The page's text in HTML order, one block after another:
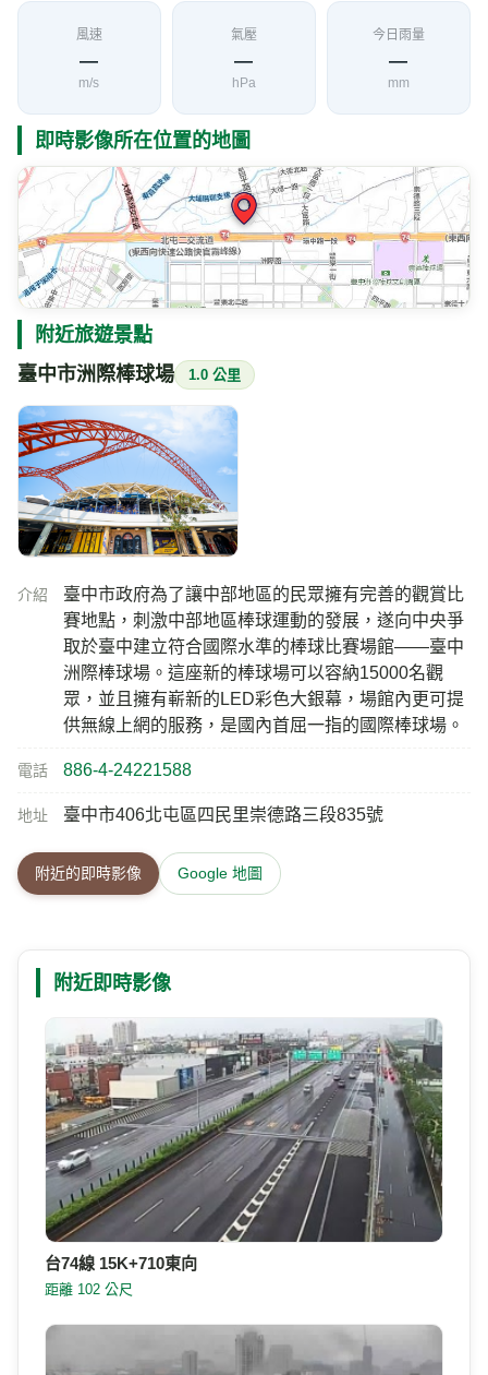
風速
—
m/s
氣壓
—
hPa
今日雨量
—
mm
即時影像所在位置的地圖
附近旅遊景點
臺中市洲際棒球場 1.0 公里
介紹
臺中市政府為了讓中部地區的民眾擁有完善的觀賞比
賽地點，刺激中部地區棒球運動的發展，遂向中央爭
取於臺中建立符合國際水準的棒球比賽場館——臺中
洲際棒球場。這座新的棒球場可以容納15000名觀
眾，並且擁有嶄新的LED彩色大銀幕，場館內更可提
供無線上網的服務，是國內首屈一指的國際棒球場。
電話 886-4-24221588
地址 臺中市406北屯區四民里崇德路三段835號
附近的即時影像 Google 地圖
附近即時影像
台74線 15K+710東向
距離 102 公尺